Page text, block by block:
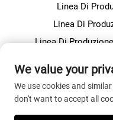
Linea Di
Linea Di
Linea Di
We value your
We use cookies and
don't want to accept all